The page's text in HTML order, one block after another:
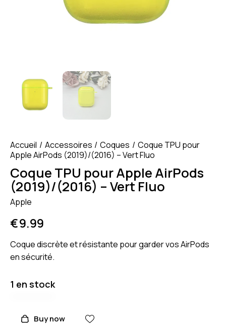
Accueil Accessoires Coques
Coque TPU pour
Apple AirPods (2019)/(2016) – Vert Fluo
Coque TPU pour Apple AirPods
(2019)/(2016) – Vert Fluo
Apple
€9.99
Coque discrète et résistante pour garder vos AirPods
en sécurité.
1 en stock
Buy now